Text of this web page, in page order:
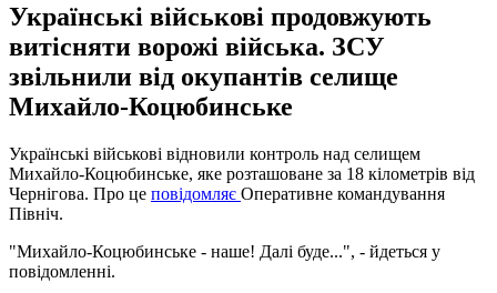
Українські військові продовжують
витісняти ворожі війська. ЗСУ
звільнили від окупантів селище
Михайло-Коцюбинське
Українські військові відновили контроль над селищем
Михайло-Коцюбинське, яке розташоване за 18 кілометрів від
Чернігова. Про це повідомляє Оперативне командування
Північ.
"Михайло-Коцюбинське - наше! Далі буде...", - йдеться у
повідомленні.